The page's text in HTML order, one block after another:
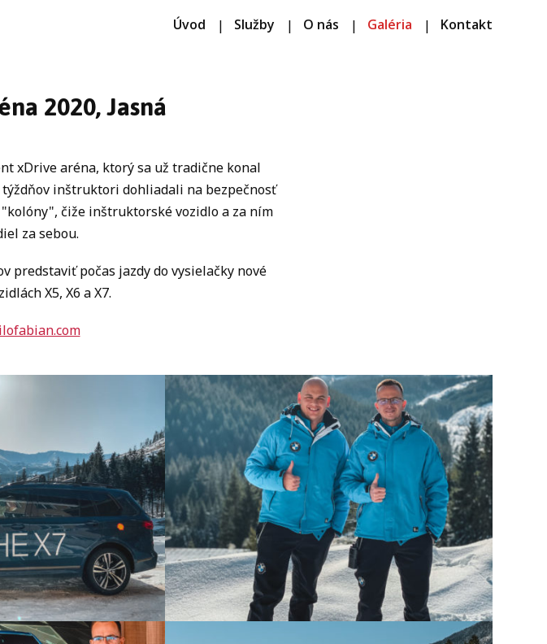
Úvod Služby O nás Galéria Kontakt
2020, Jasná
xDrive aréna, ktorý sa už tradične konal
inštruktori dohliadali na bezpečnosť
čiže inštruktorské vozidlo a za ním
za sebou.
predstaviť počas jazdy do vysielačky nové
X5, X6 a X7.